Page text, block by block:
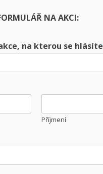
NA AKCI:
na kterou se hlásíte
Příjmení